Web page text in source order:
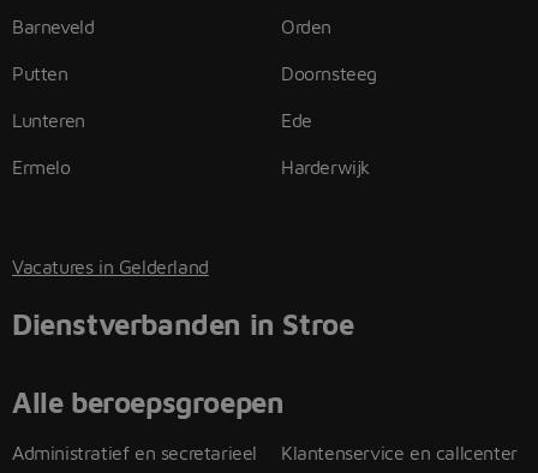
Barneveld
Putten
Lunteren
Ermelo
Orden
Doornsteeg
Ede
Harderwijk
Vacatures in Gelderland
Dienstverbanden in Stroe
Alle beroepsgroepen
Administratief en secretarieel Klantenservice en callcenter